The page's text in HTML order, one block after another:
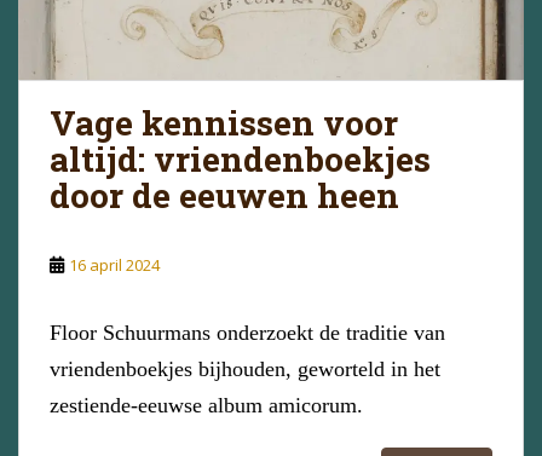
Vage kennissen voor
altijd: vriendenboekjes
door de eeuwen heen
16 april 2024
Floor Schuurmans onderzoekt de traditie van
vriendenboekjes bijhouden, geworteld in het
zestiende-eeuwse album amicorum.